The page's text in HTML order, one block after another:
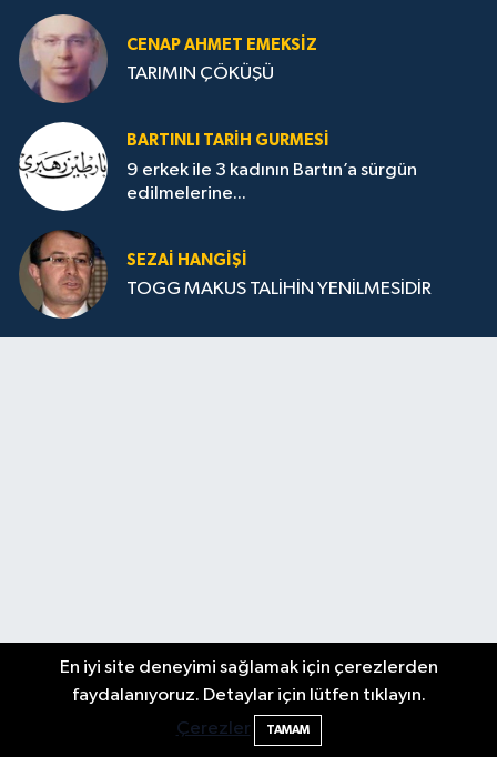
CENAP AHMET EMEKSİZ
TARIMIN ÇÖKÜŞÜ
BARTINLI TARIH GURMESI
9 erkek ile 3 kadının Bartın’a sürgün
edilmelerine...
SEZAI HANGİŞİ
TOGG MAKUS TALİHİN YENİLMESİDİR
En iyi site deneyimi sağlamak için çerezlerden
faydalanıyoruz. Detaylar için lütfen tıklayın.
Çerezler
TAMAM